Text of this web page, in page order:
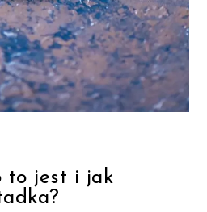
to jest i jak